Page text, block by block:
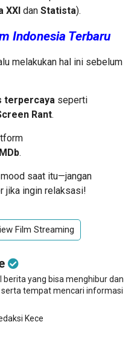
XXI dan Statista).
Indonesia Terbaru
melakukan hal ini sebelum
terpercaya seperti
Rant.
.
saat itu—jangan
jika ingin relaksasi!
Film Streaming
berita yang bisa menghibur dan
tempat mencari informasi
Kece